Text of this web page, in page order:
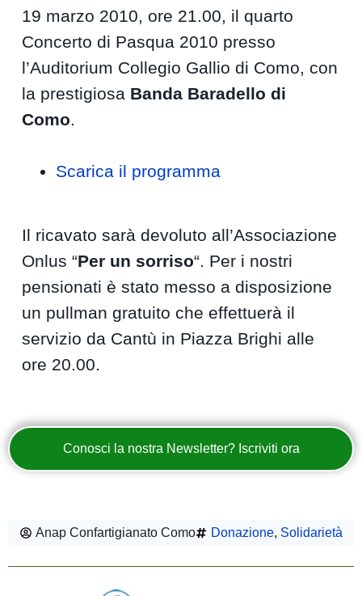
19 marzo 2010, ore 21.00, il quarto
Concerto di Pasqua 2010 presso
l’Auditorium Collegio Gallio di Como, con
la prestigiosa Banda Baradello di
Como.
Scarica il programma
Il ricavato sarà devoluto all’Associazione
Onlus “Per un sorriso“. Per i nostri
pensionati è stato messo a disposizione
un pullman gratuito che effettuerà il
servizio da Cantù in Piazza Brighi alle
ore 20.00.
Conosci la nostra Newsletter? Iscriviti ora
Anap Confartigianato Como Donazione, Solidarietà